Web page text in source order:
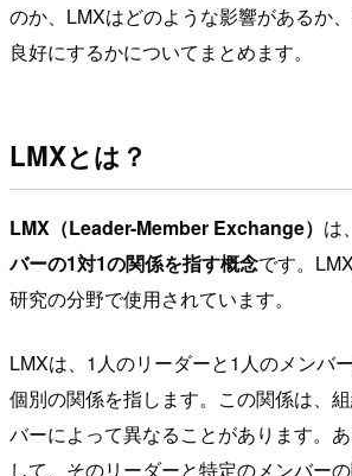
のか、LMXはどのような影響があるか
良好にするかについてまとめます。
LMXとは？
LMX（Leader-Member Exchange） は、
バーの1対1の関係を指す概念です。
研究の分野で使用されています。
LMXは、1人のリーダーと1人のメンバ
個別の関係を指します。この関係は、
バーによって異なることがあります。
して、そのリーダーと特定のメンバー